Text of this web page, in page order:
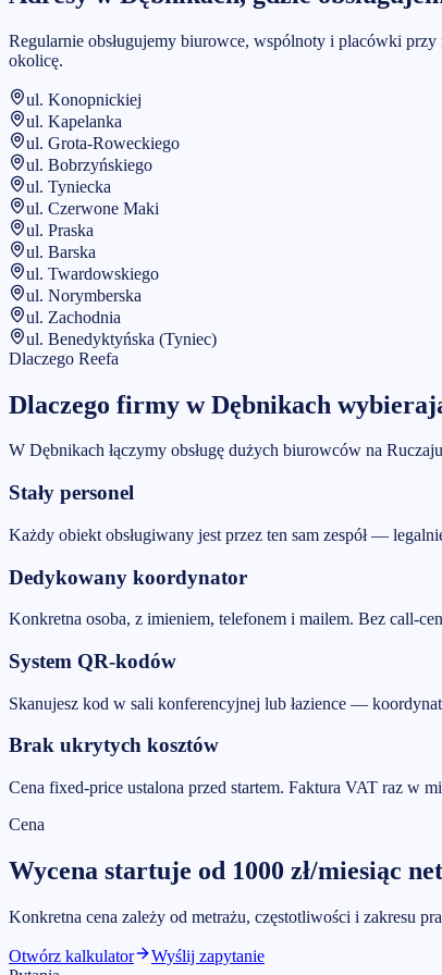
Regularnie obsługujemy biurowce, wspólnoty i placówki
okolicę.
ul. Konopnickiej
ul. Kapelanka
ul. Grota-Roweckiego
ul. Bobrzyńskiego
ul. Tyniecka
ul. Czerwone Maki
ul. Praska
ul. Barska
ul. Twardowskiego
ul. Norymberska
ul. Zachodnia
ul. Benedyktyńska (Tyniec)
Dlaczego Reefa
Dlaczego firmy wDębnikach
W Dębnikach łączymy obsługę dużych biurowców na
Stały personel
Każdy obiekt obsługiwany jest przez ten sam zespół —
Dedykowany koordynator
Konkretna osoba, z imieniem, telefonem i mailem. Bez call-
System QR-kodów
Skanujesz kod w sali konferencyjnej lub łazience —
Brak ukrytych kosztów
Cena fixed-price ustalona przed startem. Faktura VAT raz w
Cena
Wycena startuje od 1000 zł/miesiąc
Konkretna cena zależy od metrażu, częstotliwości i zakresu
Otwórz kalkulator
Wyślij zapytanie